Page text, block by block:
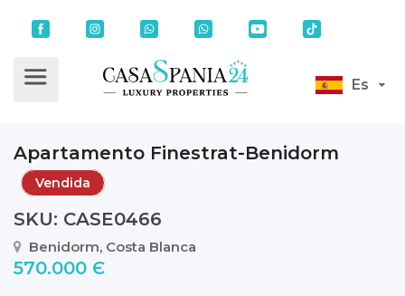
Es
Apartamento Finestrat-Benidorm
Vendida
SKU: CASE0466
Benidorm, Costa Blanca
570.000 Є